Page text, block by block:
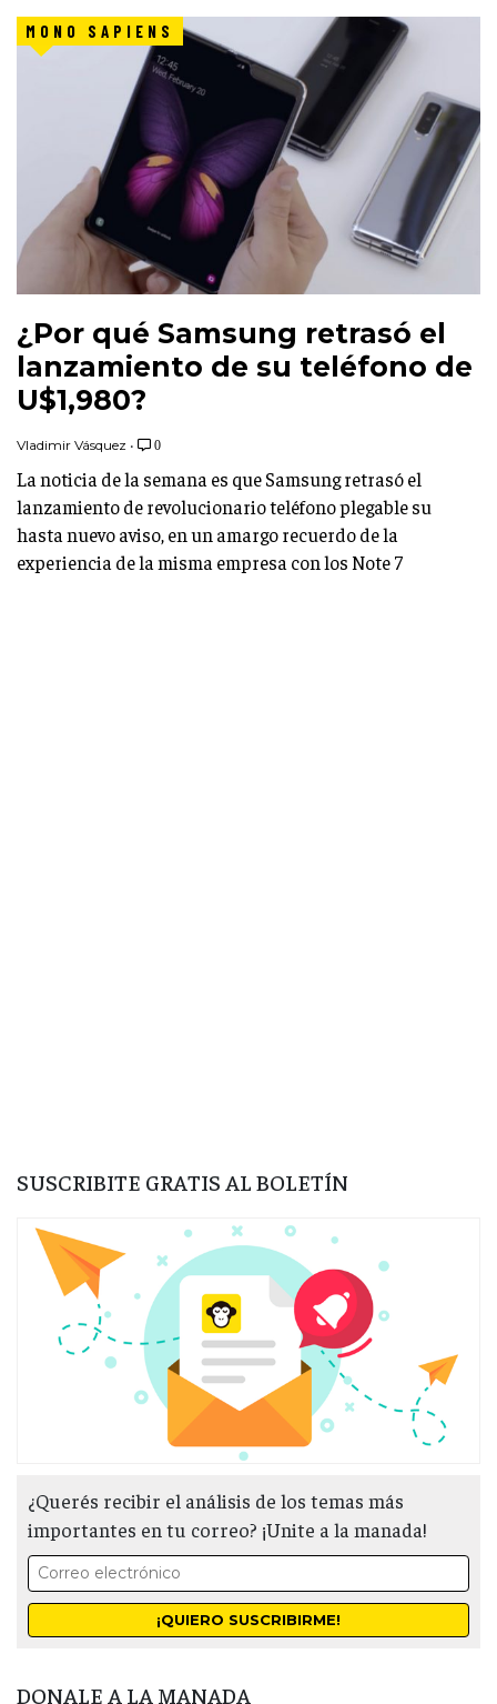
MONO SAPIENS
¿Por qué Samsung retrasó el
lanzamiento de su teléfono de
U$1,980?
Vladimir Vásquez • 0
La noticia de la semana es que Samsung retrasó el
lanzamiento de revolucionario teléfono plegable su
hasta nuevo aviso, en un amargo recuerdo de la
experiencia de la misma empresa con los Note 7
SUSCRIBITE GRATIS AL BOLETÍN
¿Querés recibir el análisis de los temas más
importantes en tu correo? ¡Unite a la manada!
DONALE A LA MANADA